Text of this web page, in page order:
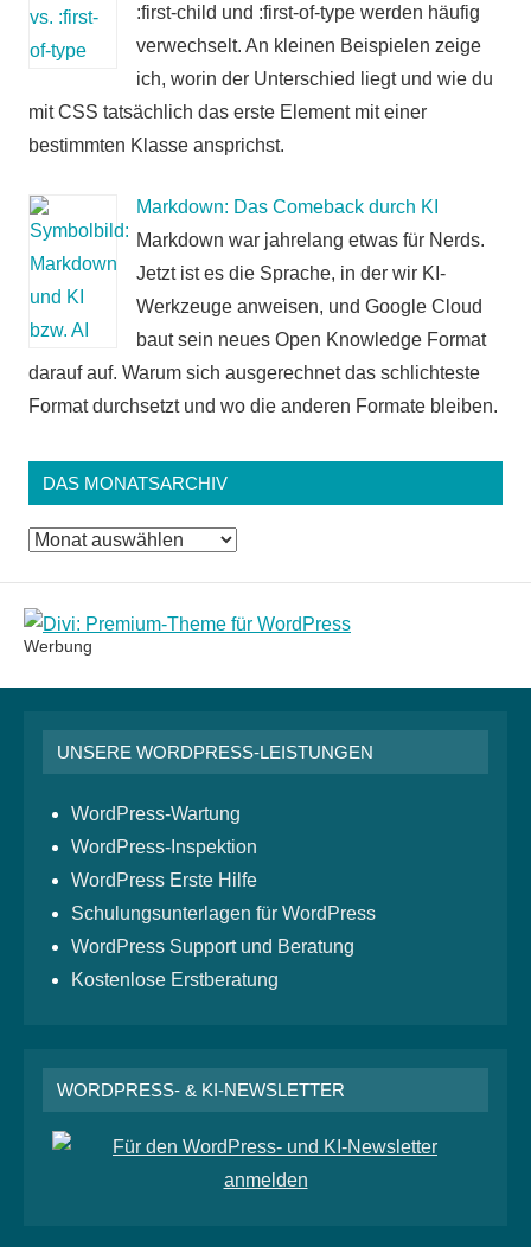
:first-child und :first-of-type werden häufig
verwechselt. An kleinen Beispielen zeige
ich, worin der Unterschied liegt und wie du
mit CSS tatsächlich das erste Element mit einer
bestimmten Klasse ansprichst.
Markdown: Das Comeback durch KI
Markdown war jahrelang etwas für Nerds.
Jetzt ist es die Sprache, in der wir KI-
Werkzeuge anweisen, und Google Cloud
baut sein neues Open Knowledge Format
darauf auf. Warum sich ausgerechnet das schlichteste
Format durchsetzt und wo die anderen Formate bleiben.
DAS MONATSARCHIV
Das
Werbung
UNSERE WORDPRESS-LEISTUNGEN
WordPress-Wartung
WordPress-Inspektion
WordPress Erste Hilfe
Schulungsunterlagen für WordPress
WordPress Support und Beratung
Kostenlose Erstberatung
WORDPRESS- & KI-NEWSLETTER